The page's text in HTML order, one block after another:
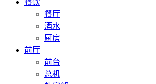
餐饮
餐厅
酒水
厨房
前厅
前台
总机